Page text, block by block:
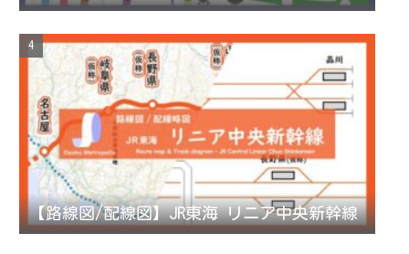
【路線図/配線図】JR東海 リニア中央新幹線